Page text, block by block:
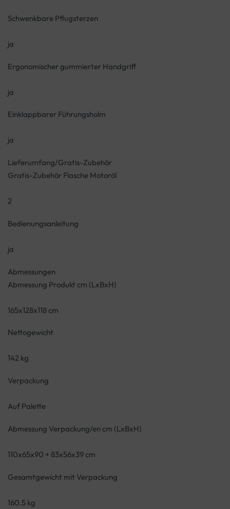
Schwenkbare Pflugsterzen
ja
Ergonomischer gummierter Handgriff
ja
Einklappbarer Führungsholm
ja
Lieferumfang/Gratis-Zubehör
Gratis-Zubehör Flasche Motoröl
2
Bedienungsanleitung
ja
Abmessungen
Abmessung Produkt cm (LxBxH)
165x128x118 cm
Nettogewicht
142 kg
Verpackung
Auf Palette
Abmessung Verpackung/en cm (LxBxH)
110x65x90 + 83x56x39 cm
Gesamtgewicht mit Verpackung
160.5 kg